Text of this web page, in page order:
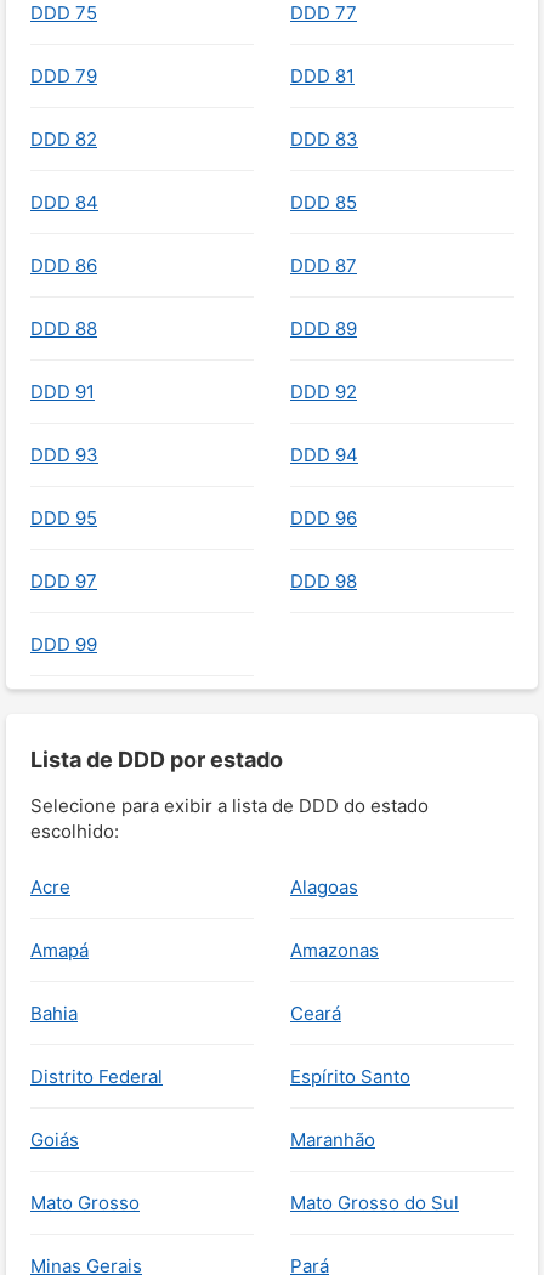
DDD 75 DDD 77
DDD 79 DDD 81
DDD 82 DDD 83
DDD 84 DDD 85
DDD 86 DDD 87
DDD 88 DDD 89
DDD 91 DDD 92
DDD 93 DDD 94
DDD 95 DDD 96
DDD 97 DDD 98
DDD 99
Lista de DDD por estado
Selecione para exibir a lista de DDD do estado
escolhido:
Acre Alagoas
Amapá Amazonas
Bahia Ceará
Distrito Federal Espírito Santo
Goiás Maranhão
Mato Grosso Mato Grosso do Sul
Minas Gerais Pará